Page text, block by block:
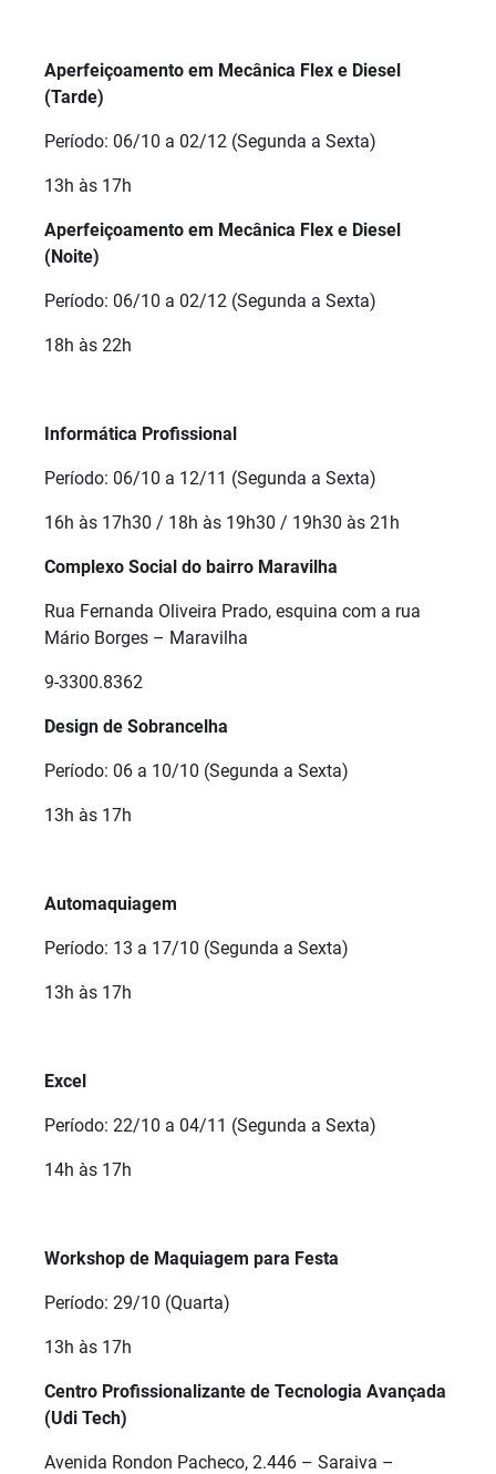
Aperfeiçoamento em Mecânica Flex e Diesel
(Tarde)
Período: 06/10 a 02/12 (Segunda a Sexta)
13h às 17h
Aperfeiçoamento em Mecânica Flex e Diesel
(Noite)
Período: 06/10 a 02/12 (Segunda a Sexta)
18h às 22h
Informática Profissional
Período: 06/10 a 12/11 (Segunda a Sexta)
16h às 17h30 / 18h às 19h30 / 19h30 às 21h
Complexo Social do bairro Maravilha
Rua Fernanda Oliveira Prado, esquina com a rua
Mário Borges – Maravilha
9-3300.8362
Design de Sobrancelha
Período: 06 a 10/10 (Segunda a Sexta)
13h às 17h
Automaquiagem
Período: 13 a 17/10 (Segunda a Sexta)
13h às 17h
Excel
Período: 22/10 a 04/11 (Segunda a Sexta)
14h às 17h
Workshop de Maquiagem para Festa
Período: 29/10 (Quarta)
13h às 17h
Centro Profissionalizante de Tecnologia Avançada
(Udi Tech)
Avenida Rondon Pacheco, 2.446 – Saraiva –